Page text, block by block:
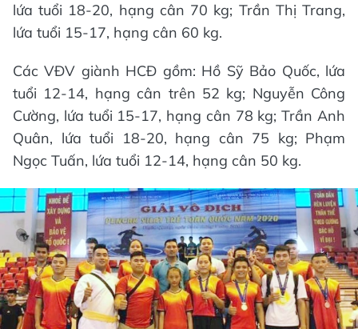
lứa tuổi 18-20, hạng cân 70 kg; Trần Thị Trang,
lứa tuổi 15-17, hạng cân 60 kg.
Các VĐV giành HCĐ gồm: Hồ Sỹ Bảo Quốc, lứa
tuổi 12-14, hạng cân trên 52 kg; Nguyễn Công
Cường, lứa tuổi 15-17, hạng cân 78 kg; Trần Anh
Quân, lứa tuổi 18-20, hạng cân 75 kg; Phạm
Ngọc Tuấn, lứa tuổi 12-14, hạng cân 50 kg.